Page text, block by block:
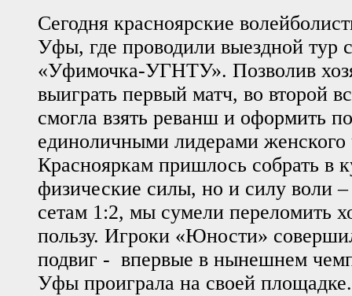
Сегодня красноярские
Уфы, где проводили выездной тур
«Уфимочка-УГНТУ». Позволив
выиграть первый матч, во второй
смогла взять реванш и оформить
единоличными лидерами женского
Краснояркам пришлось собрать в
физические силы, но и силу воли
сетам 1:2, мы сумели переломить
пользу. Игроки «Юности»
подвиг - впервые в нынешнем
Уфы проиграла на своей площадке.